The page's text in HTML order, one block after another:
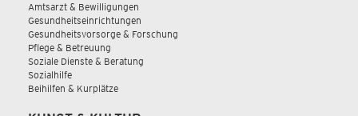
Amtsarzt & Bewilligungen
Gesundheitseinrichtungen
Gesundheitsvorsorge & Forschung
Pflege & Betreuung
Soziale Dienste & Beratung
Sozialhilfe
Beihilfen & Kurplätze